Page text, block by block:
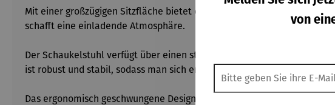
Mit einer großzügigen Sitzfläche bietet dieser bequeme,
schafft eine einladende Atmosphäre.
Der Schaukelstuhl verfügt über einen starken, langlebigen
ist robust und stabil, sodass man sich entspannt zurücklehnen kann.
Das ergonomisch geschwungene Design sorgt für zusätzlichen
von